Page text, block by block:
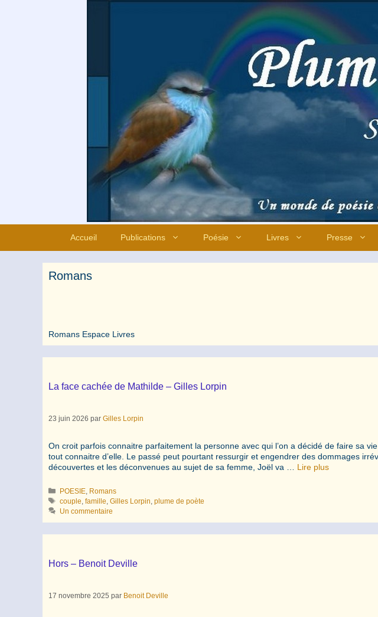
Accueil Publications Poésie Livres Presse
Romans
Romans Espace Livres
La face cachée de Mathilde – Gilles Lorpin
23 juin 2026 par Gilles Lorpin
On croit parfois connaitre parfaitement la personne avec qui l’on a décidé de faire sa
tout connaitre d’elle. Le passé peut pourtant ressurgir et engendrer des dommages
découvertes et les déconvenues au sujet de sa femme, Joël va … Lire plus
Catégories
POESIE Romans
Étiquettes
couple ,famille ,Gilles Lorpin ,plume de poète
Un commentaire
Hors – Benoit Deville
17 novembre 2025 par Benoit Deville